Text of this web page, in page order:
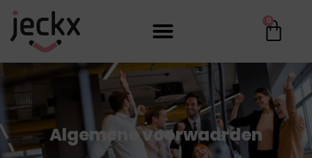
0
Algemene voorwaarden